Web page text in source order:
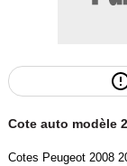
- Carburant : Plein
- Livraison du
AutoEasy
- Visible uniquement
Cote auto modèle
Cotes Peugeot 2008